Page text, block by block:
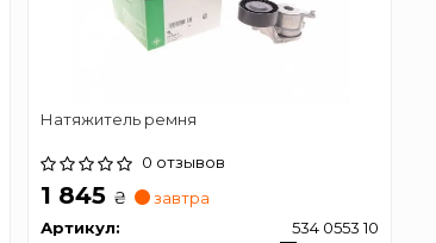
Натяжитель ремня
0 отзывов
1 845 ₴
завтра
Артикул:
534 0553 10